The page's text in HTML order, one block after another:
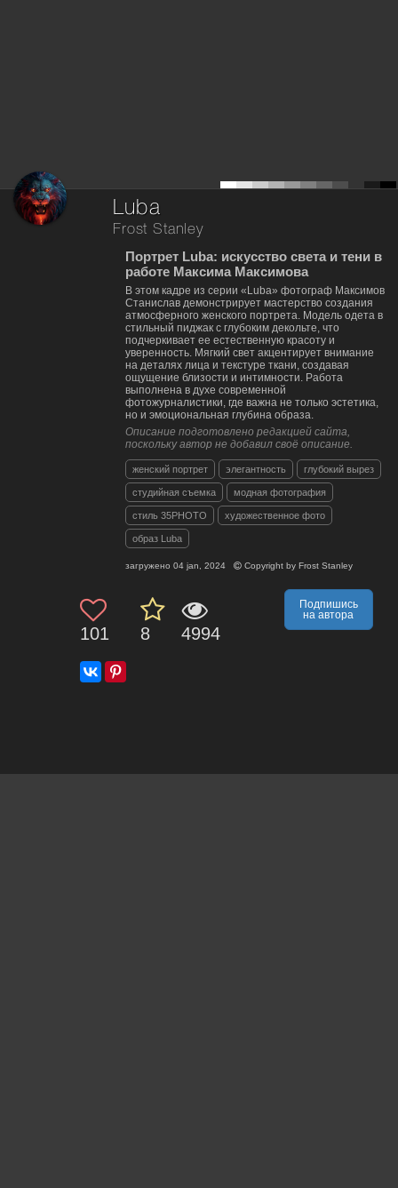
Luba
Frost Stanley
Портрет Luba: искусство света и тени в
работе Максима Максимова
В этом кадре из серии «Luba» фотограф Максимов
Станислав демонстрирует мастерство создания
атмосферного женского портрета. Модель одета в
стильный пиджак с глубоким декольте, что
подчеркивает ее естественную красоту и
уверенность. Мягкий свет акцентирует внимание
на деталях лица и текстуре ткани, создавая
ощущение близости и интимности. Работа
выполнена в духе современной
фотожурналистики, где важна не только эстетика,
но и эмоциональная глубина образа.
Описание подготовлено редакцией сайта,
поскольку автор не добавил своё описание.
женский портрет элегантность глубокий вырез
студийная съемка модная фотография
стиль 35PHOTO художественное фото
образ Luba
загружено 04 jan, 2024 Copyright by Frost Stanley
101 8 4994
Подпишись
на автора